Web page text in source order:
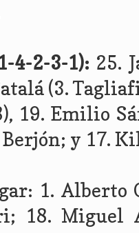
4-2-3-1): 25.
(3.
19. Emilio
y 17.
1. Alberto
18. Miguel